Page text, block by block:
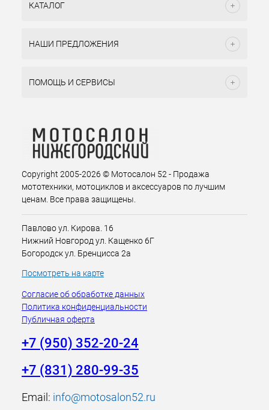
КАТАЛОГ
НАШИ ПРЕДЛОЖЕНИЯ
ПОМОЩЬ И СЕРВИСЫ
Copyright 2005-2026 © Мотосалон 52 - Продажа
мототехники, мотоциклов и аксессуаров по лучшим
ценам. Все права защищены.
Павлово ул. Кирова. 16
Нижний Новгород ул. Кащенко 6Г
Богородск ул. Бренцисса 2а
Посмотреть на карте
Согласие об обработке данных
Политика конфиденциальности
Публичная оферта
+7 (950) 352-20-24
+7 (831) 280-99-35
Email: info@motosalon52.ru